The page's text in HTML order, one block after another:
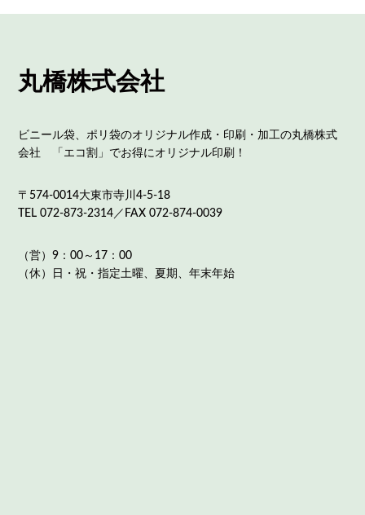
丸橋株式会社
ビニール袋、ポリ袋のオリジナル作成・印刷・加工の丸橋株式
会社 「エコ割」でお得にオリジナル印刷！
〒574-0014大東市寺川4-5-18
TEL 072-873-2314／FAX 072-874-0039
（営）9：00～17：00
（休）日・祝・指定土曜、夏期、年末年始